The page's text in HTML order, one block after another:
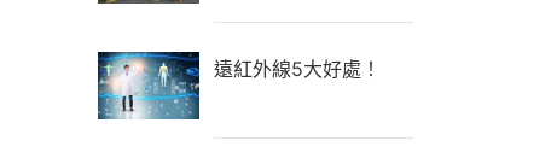
遠紅外線5大好處！